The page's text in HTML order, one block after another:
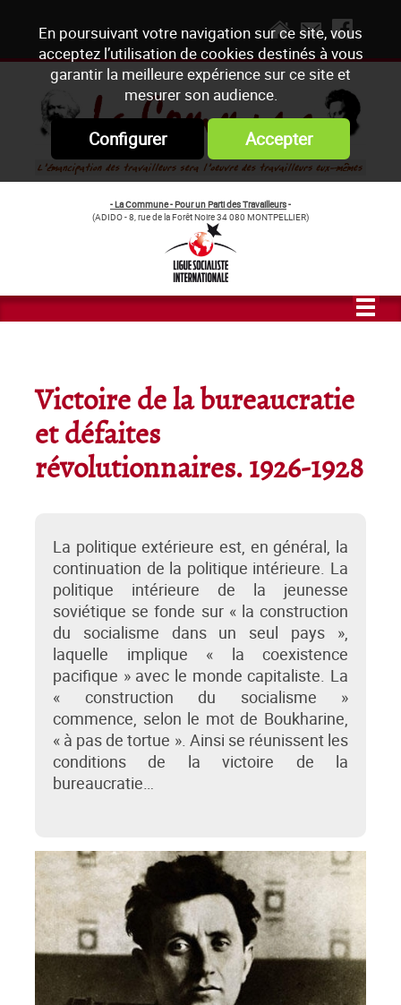
En poursuivant votre navigation sur ce site, vous
acceptez l’utilisation de cookies destinés à vous
garantir la meilleure expérience sur ce site et
mesurer son audience.
Configurer Accepter
- La Commune - Pour un Parti des Travailleurs-
(ADIDO - 8, rue de la Forêt Noire 34 080 MONTPELLIER)
Victoire de la bureaucratie
et défaites
révolutionnaires. 1926-1928
La politique extérieure est, en général, la
continuation de la politique intérieure. La
politique intérieure de la jeunesse
soviétique se fonde sur « la construction
du socialisme dans un seul pays »,
laquelle implique « la coexistence
pacifique » avec le monde capitaliste. La
« construction du socialisme »
commence, selon le mot de Boukharine,
« à pas de tortue ». Ainsi se réunissent les
conditions de la victoire de la
bureaucratie…